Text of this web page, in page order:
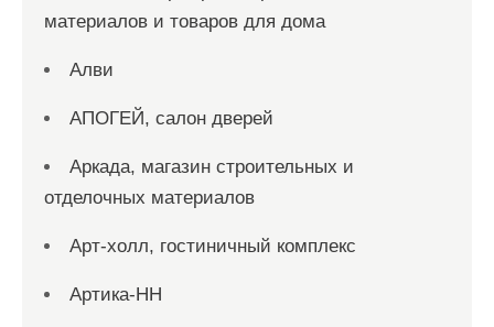
материалов и товаров для дома
Алви
АПОГЕЙ, салон дверей
Аркада, магазин строительных и
отделочных материалов
Арт-холл, гостиничный комплекс
Артика-НН